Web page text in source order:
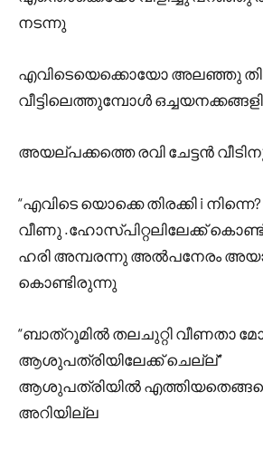
നടന്നു
എവിടെയെക്കൊയോ അലഞ്ഞു
വീട്ടിലെത്തുമ്പോൾ
അയല്പക്കത്തെ രവി ചേട്ടൻ
“എവിടെ യൊക്കെ തിരക്കി i
വീണു .ഹോസ്പിറ്റലിലേക്ക് കൊണ്ട്
ഹരി അമ്പരന്നു അൽപനേരം
കൊണ്ടിരുന്നു
“ബാത്‌റൂമിൽ തലചുറ്റി വീണതാ
ആശുപത്രിയിലേക്ക് ചെല്ല്”
ആശുപത്രിയിൽ
അറിയില്ല